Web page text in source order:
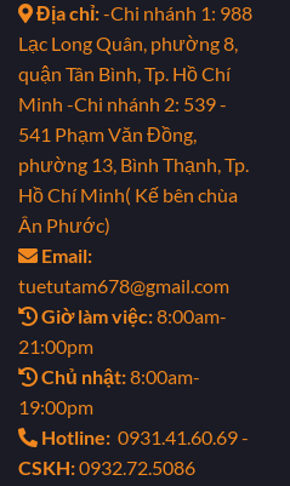
Địa chỉ:-Chi nhánh 1: 988
Lạc Long Quân, phường 8,
quận Tân Bình, Tp. Hồ Chí
Minh -Chi nhánh 2: 539 -
541 Phạm Văn Đồng,
phường 13, Bình Thạnh, Tp.
Hồ Chí Minh( Kế bên chùa
Ân Phước)
Email:
tuetutam678@gmail.com
Giờ làm việc:8:00am-
21:00pm
Chủ nhật:8:00am-
19:00pm
Hotline: 0931.41.60.69 -
CSKH:0932.72.5086